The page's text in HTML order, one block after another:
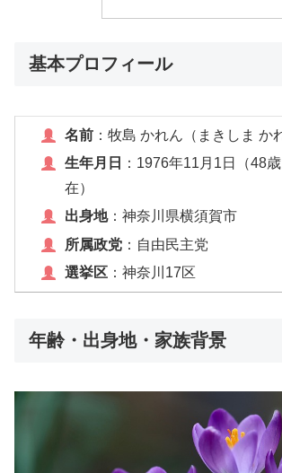
基本プロフィール
名前：牧島 かれん（まきしま か
生年月日
：1976年11月1日（48
在）
出身地：神奈川県横須賀市
所属政党：自由民主党
選挙区：神奈川17区
年齢・出身地・家族背景